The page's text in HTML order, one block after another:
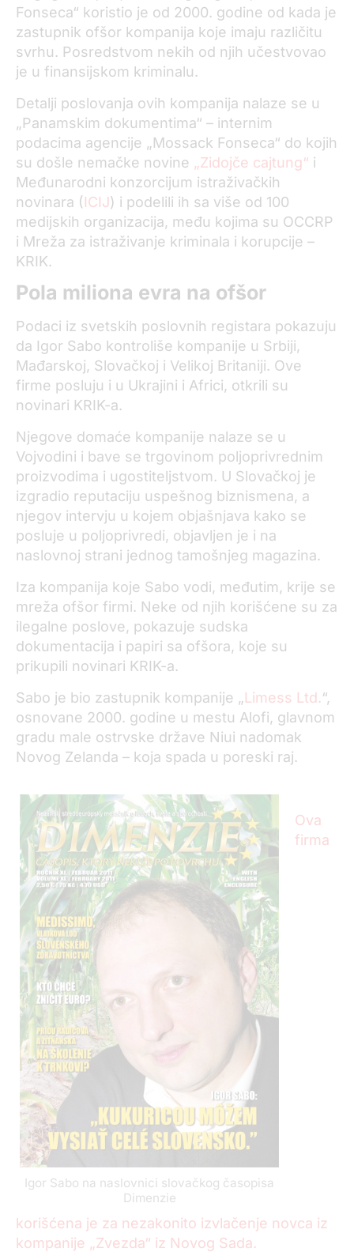
Fonseca“ koristio je od 2000. godine od kada je
zastupnik ofšor kompanija koje imaju različitu
svrhu. Posredstvom nekih od njih učestvovao
je u finansijskom kriminalu.
Detalji poslovanja ovih kompanija nalaze se u
„Panamskim dokumentima“ – internim
podacima agencije „Mossack Fonseca“ do kojih
su došle nemačke novine „Zidojče cajtung“ i
Međunarodni konzorcijum istraživačkih
novinara (ICIJ) i podelili ih sa više od 100
medijskih organizacija, među kojima su OCCRP
i Mreža za istraživanje kriminala i korupcije –
KRIK.
Pola miliona evra na ofšor
Podaci iz svetskih poslovnih registara pokazuju
da Igor Sabo kontroliše kompanije u Srbiji,
Mađarskoj, Slovačkoj i Velikoj Britaniji. Ove
firme posluju i u Ukrajini i Africi, otkrili su
novinari KRIK-a.
Njegove domaće kompanije nalaze se u
Vojvodini i bave se trgovinom poljoprivrednim
proizvodima i ugostiteljstvom. U Slovačkoj je
izgradio reputaciju uspešnog biznismena, a
njegov intervju u kojem objašnjava kako se
posluje u poljoprivredi, objavljen je i na
naslovnoj strani jednog tamošnjeg magazina.
Iza kompanija koje Sabo vodi, međutim, krije se
mreža ofšor firmi. Neke od njih korišćene su za
ilegalne poslove, pokazuje sudska
dokumentacija i papiri sa ofšora, koje su
prikupili novinari KRIK-a.
Sabo je bio zastupnik kompanije „Limess Ltd.“,
osnovane 2000. godine u mestu Alofi, glavnom
gradu male ostrvske države Niui nadomak
Novog Zelanda – koja spada u poreski raj.
Igor Sabo na naslovnici slovačkog časopisa
Dimenzie
Ova
firma
korišćena je za nezakonito izvlačenje novca iz
kompanije „Zvezda“ iz Novog Sada.